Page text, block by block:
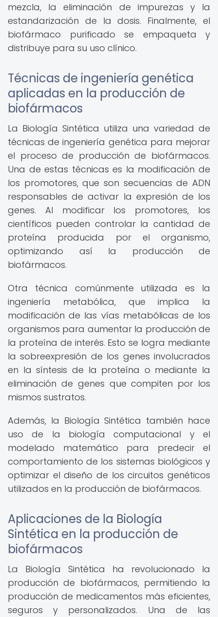
mezcla, la eliminación de impurezas y la
estandarización de la dosis. Finalmente, el
biofármaco purificado se empaqueta y
distribuye para su uso clínico.
Técnicas de ingeniería genética
aplicadas en la producción de
biofármacos
La Biología Sintética utiliza una variedad de
técnicas de ingeniería genética para mejorar
el proceso de producción de biofármacos.
Una de estas técnicas es la modificación de
los promotores, que son secuencias de ADN
responsables de activar la expresión de los
genes. Al modificar los promotores, los
científicos pueden controlar la cantidad de
proteína producida por el organismo,
optimizando así la producción de
biofármacos.
Otra técnica comúnmente utilizada es la
ingeniería metabólica, que implica la
modificación de las vías metabólicas de los
organismos para aumentar la producción de
la proteína de interés. Esto se logra mediante
la sobreexpresión de los genes involucrados
en la síntesis de la proteína o mediante la
eliminación de genes que compiten por los
mismos sustratos.
Además, la Biología Sintética también hace
uso de la biología computacional y el
modelado matemático para predecir el
comportamiento de los sistemas biológicos y
optimizar el diseño de los circuitos genéticos
utilizados en la producción de biofármacos.
Aplicaciones de la Biología
Sintética en la producción de
biofármacos
La Biología Sintética ha revolucionado la
producción de biofármacos, permitiendo la
producción de medicamentos más eficientes,
seguros y personalizados. Una de las